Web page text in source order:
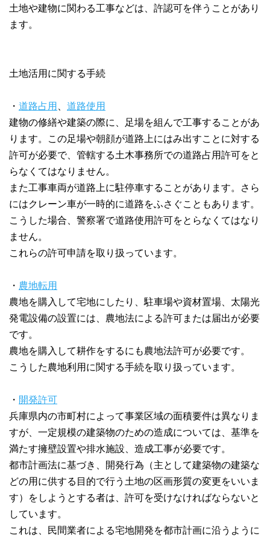
土地や建物に関わる工事などは、許認可を伴うことがあり
ます。
土地活用に関する手続
・ 道路占用、 道路使用
建物の修繕や建築の際に、足場を組んで工事することがあ
ります。この足場や朝顔が道路上にはみ出すことに対する
許可が必要で、管轄する土木事務所での道路占用許可をと
らなくてはなりません。
また工事車両が道路上に駐停車することがあります。さら
にはクレーン車が一時的に道路をふさぐこともあります。
こうした場合、警察署で道路使用許可をとらなくてはなり
ません。
これらの許可申請を取り扱っています。
・ 農地転用
農地を購入して宅地にしたり、駐車場や資材置場、太陽光
発電設備の設置には、農地法による許可または届出が必要
です。
農地を購入して耕作をするにも農地法許可が必要です。
こうした農地利用に関する手続を取り扱っています。
・ 開発許可
兵庫県内の市町村によって事業区域の面積要件は異なりま
すが、一定規模の建築物のための造成については、基準を
満たす擁壁設置や排水施設、造成工事が必要です。
都市計画法に基づき、開発行為（主として建築物の建築な
どの用に供する目的で行う土地の区画形質の変更をいいま
す）をしようとする者は、許可を受けなければならないと
しています。
これは、民間業者による宅地開発を都市計画に沿うように